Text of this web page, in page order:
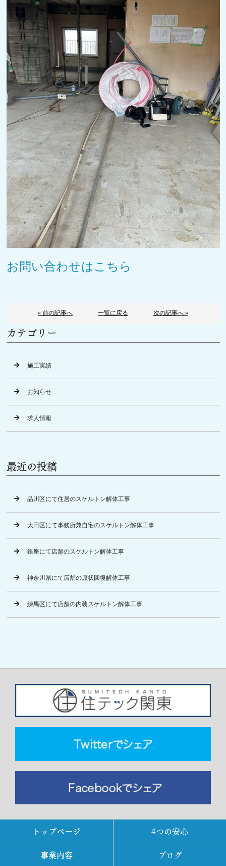
お問い合わせはこちら
« 前の記事へ 一覧に戻る 次の記事へ »
カテゴリー
施工実績
お知らせ
求人情報
最近の投稿
品川区にて住居のスケルトン解体工事
大田区にて事務所兼自宅のスケルトン解体工事
銀座にて店舗のスケルトン解体工事
神奈川県にて店舗の原状回復解体工事
練馬区にて店舗の内装スケルトン解体工事
トップページ
4つの安心
事業内容
ブログ